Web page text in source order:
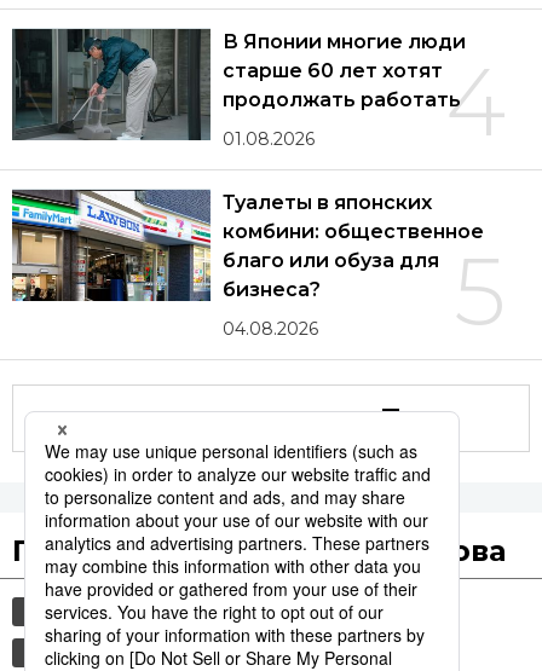
4
В Японии многие люди
старше 60 лет хотят
продолжать работать
01.08.2026
5
Туалеты в японских
комбини: общественное
благо или обуза для
бизнеса?
04.08.2026
Другие статьи по теме
Популярные поисковые слова
общество культура
история
технологии
политика jiji press